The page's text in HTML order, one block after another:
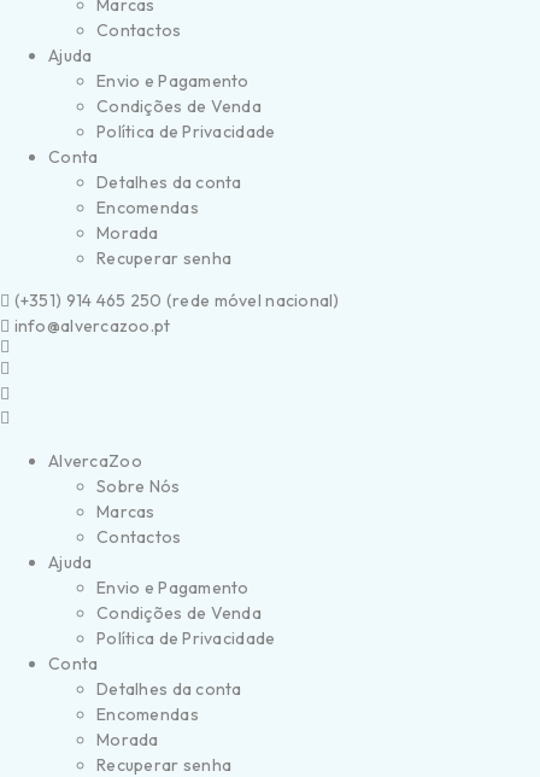
Marcas
Contactos
Ajuda
Envio e Pagamento
Condições de Venda
Política de Privacidade
Conta
Detalhes da conta
Encomendas
Morada
Recuperar senha
(+351) 914 465 250 (rede móvel nacional)
info@alvercazoo.pt
AlvercaZoo
Sobre Nós
Marcas
Contactos
Ajuda
Envio e Pagamento
Condições de Venda
Política de Privacidade
Conta
Detalhes da conta
Encomendas
Morada
Recuperar senha